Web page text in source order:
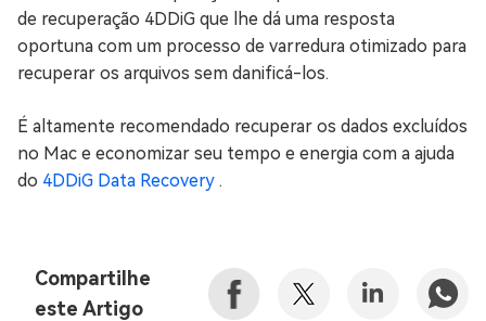
de recuperação 4DDiG que lhe dá uma resposta
oportuna com um processo de varredura otimizado para
recuperar os arquivos sem danificá-los.
É altamente recomendado recuperar os dados excluídos
no Mac e economizar seu tempo e energia com a ajuda
do 4DDiG Data Recovery .
Compartilhe
este Artigo